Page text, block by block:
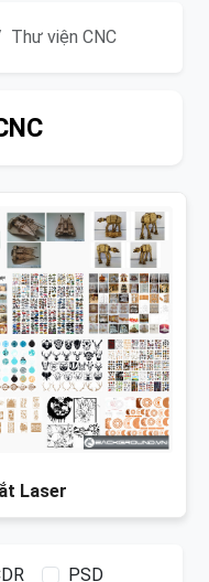
Thư viện CNC
Laser
PSD